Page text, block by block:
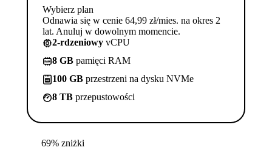
Wybierz plan
Odnawia się w cenie 64,99 zł/mies. na okres 2
lat. Anuluj w dowolnym momencie.
2-rdzeniowy vCPU
8 GB pamięci RAM
100 GB przestrzeni na dysku NVMe
8 TB przepustowości
69% zniżki